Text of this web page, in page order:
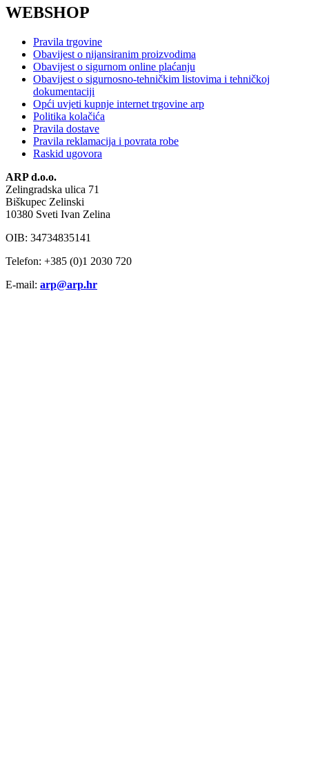
WEBSHOP
Pravila trgovine
Obavijest o nijansiranim proizvodima
Obavijest o sigurnom online plaćanju
Obavijest o sigurnosno-tehničkim listovima i tehničkoj
dokumentaciji
Opći uvjeti kupnje internet trgovine arp
Politika kolačića
Pravila dostave
Pravila reklamacija i povrata robe
Raskid ugovora
ARP d.o.o.
Zelingradska ulica 71
Biškupec Zelinski
10380 Sveti Ivan Zelina
OIB: 34734835141
Telefon: +385 (0)1 2030 720
E-mail: arp@arp.hr